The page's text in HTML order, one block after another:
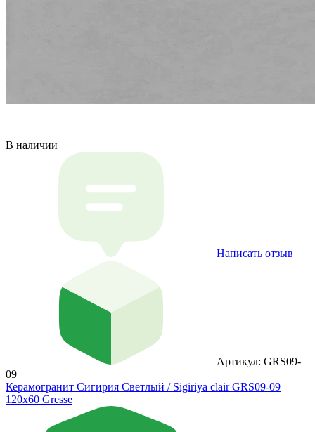
В наличии
Написать отзыв
Артикул: GRS09-
09
Керамогранит Сигирия Светлый / Sigiriya clair GRS09-09
120х60 Gresse